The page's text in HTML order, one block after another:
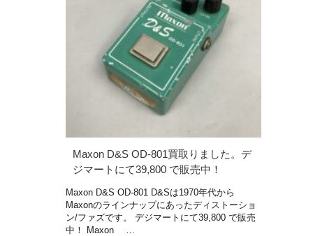
Maxon D&S OD-801買取りました。デ
ジマートにて39,800 で販売中！
Maxon D&S OD-801 D&Sは1970年代から
Maxonのラインナップにあったディストーショ
ン/ファズです。 デジマートにて39,800 で販売
中！ Maxon …